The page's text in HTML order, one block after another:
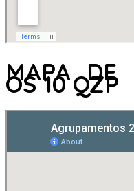
MAPA DE
OS 10 QZP